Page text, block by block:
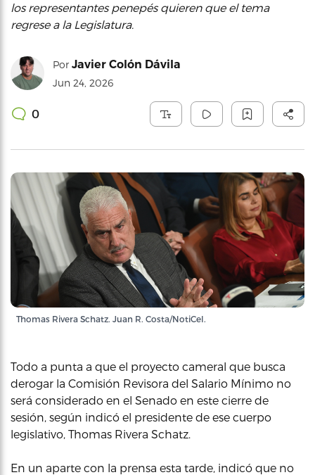
los representantes penepés quieren que el tema
regrese a la Legislatura.
Por Javier Colón Dávila
Jun 24, 2026
0
Thomas Rivera Schatz. Juan R. Costa/NotiCel.
Todo a punta a que el proyecto cameral que busca
derogar la Comisión Revisora del Salario Mínimo no
será considerado en el Senado en este cierre de
sesión, según indicó el presidente de ese cuerpo
legislativo, Thomas Rivera Schatz.
En un aparte con la prensa esta tarde, indicó que no